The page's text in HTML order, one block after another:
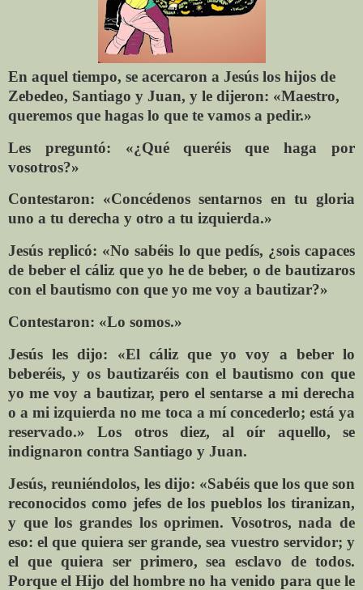
En aquel tiempo, se acercaron a Jesús los hijos de
Zebedeo, Santiago y Juan, y le dijeron: «Maestro,
queremos que hagas lo que te vamos a pedir.»
Les preguntó: «¿Qué queréis que haga por
vosotros?»
Contestaron: «Concédenos sentarnos en tu gloria
uno a tu derecha y otro a tu izquierda.»
Jesús replicó: «No sabéis lo que pedís, ¿sois capaces
de beber el cáliz que yo he de beber, o de bautizaros
con el bautismo con que yo me voy a bautizar?»
Contestaron: «Lo somos.»
Jesús les dijo: «El cáliz que yo voy a beber lo
beberéis, y os bautizaréis con el bautismo con que
yo me voy a bautizar, pero el sentarse a mi derecha
o a mi izquierda no me toca a mí concederlo; está ya
reservado.» Los otros diez, al oír aquello, se
indignaron contra Santiago y Juan.
Jesús, reuniéndolos, les dijo: «Sabéis que los que son
reconocidos como jefes de los pueblos los tiranizan,
y que los grandes los oprimen. Vosotros, nada de
eso: el que quiera ser grande, sea vuestro servidor; y
el que quiera ser primero, sea esclavo de todos.
Porque el Hijo del hombre no ha venido para que le